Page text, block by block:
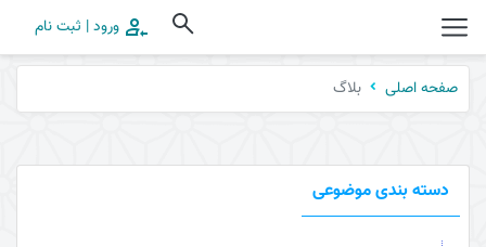
ورود | ثبت نام
صفحه اصلی بلاگ
دسته بندی موضوعی